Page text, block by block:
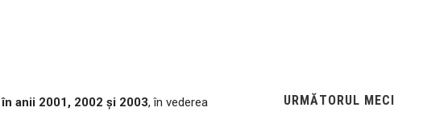
anii 2001, 2002 şi 2003, în vederea
URMĂTORUL MECI